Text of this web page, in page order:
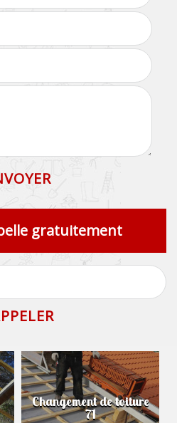
gratuitement
Changement de toiture
71